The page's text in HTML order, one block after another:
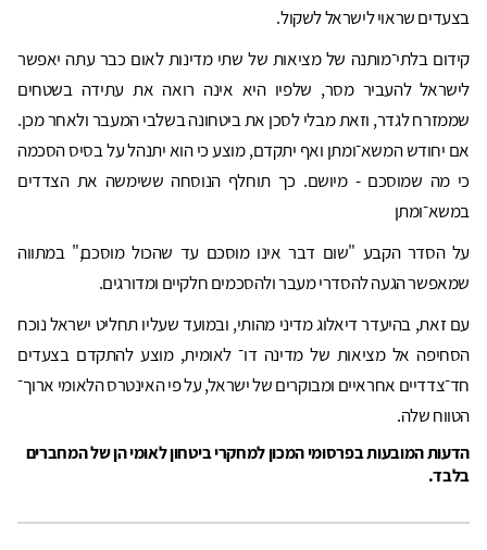
בצעדים שראוי לישראל לשקול.
קידום בלתי־מותנה של מציאות של שתי מדינות לאום כבר עתה יאפשר
לישראל להעביר מסר, שלפיו היא אינה רואה את עתידה בשטחים
שממזרח לגדר, וזאת מבלי לסכן את ביטחונה בשלבי המעבר ולאחר מכן.
אם יחודש המשא־ומתן ואף יתקדם, מוצע כי הוא יתנהל על בסיס הסכמה
כי מה שמוסכם - מיושם. כך תוחלף הנוסחה ששימשה את הצדדים
במשא־ומתן
על הסדר הקבע "שום דבר אינו מוסכם עד שהכול מוסכם," במתווה
שמאפשר הגעה להסדרי מעבר ולהסכמים חלקיים ומדורגים.
עם זאת, בהיעדר דיאלוג מדיני מהותי, ובמועד שעליו תחליט ישראל נוכח
הסחיפה אל מציאות של מדינה דו־ לאומית, מוצע להתקדם בצעדים
חד־צדדיים אחראיים ומבוקרים של ישראל, על פי האינטרס הלאומי ארוך־
הטווח שלה.
הדעות המובעות בפרסומי המכון למחקרי ביטחון לאומי הן של המחברים
בלבד.